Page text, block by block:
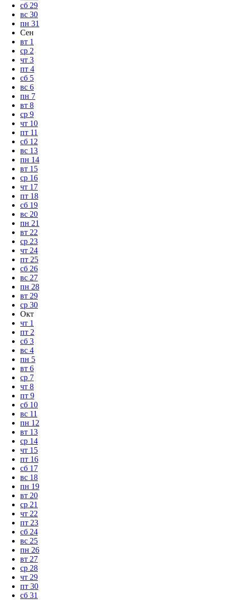
сб 29
вс 30
пн 31
Сен
вт 1
ср 2
чт 3
пт 4
сб 5
вс 6
пн 7
вт 8
ср 9
чт 10
пт 11
сб 12
вс 13
пн 14
вт 15
ср 16
чт 17
пт 18
сб 19
вс 20
пн 21
вт 22
ср 23
чт 24
пт 25
сб 26
вс 27
пн 28
вт 29
ср 30
Окт
чт 1
пт 2
сб 3
вс 4
пн 5
вт 6
ср 7
чт 8
пт 9
сб 10
вс 11
пн 12
вт 13
ср 14
чт 15
пт 16
сб 17
вс 18
пн 19
вт 20
ср 21
чт 22
пт 23
сб 24
вс 25
пн 26
вт 27
ср 28
чт 29
пт 30
сб 31